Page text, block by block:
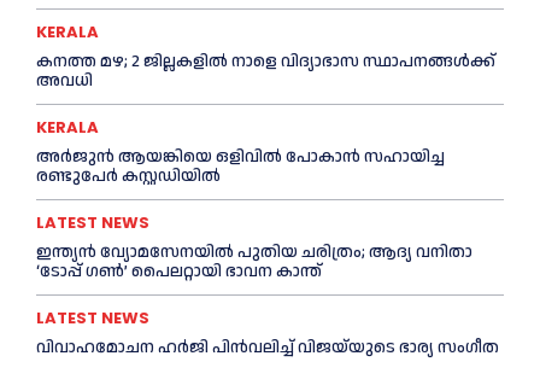
KERALA
കനത്ത മഴ; 2 ജില്ലകളില്‍ നാളെ വിദ്യാഭാസ സ്ഥാപനങ്ങള്‍ക്ക്
അവധി
KERALA
അര്‍ജുന്‍ ആയങ്കിയെ ഒളിവില്‍ പോകാന്‍ സഹായിച്ച
രണ്ടുപേര്‍ കസ്റ്റഡിയില്‍
LATEST NEWS
ഇന്ത്യൻ വ്യോമസേനയില്‍ പുതിയ ചരിത്രം; ആദ്യ വനിതാ
‘ടോപ്പ് ഗണ്‍’ പൈലറ്റായി ഭാവന കാന്ത്
LATEST NEWS
വിവാഹമോചന ഹര്‍ജി പിൻവലിച്ച്‌ വിജയ്‌യുടെ ഭാര്യ സംഗീത